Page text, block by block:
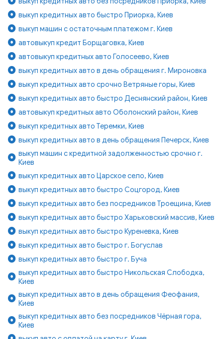
выкуп кредитных авто быстро Приорка, Киев
выкуп машин с остаточным платежом г. Киев
автовыкуп кредит Борщаговка, Киев
автовыкуп кредитных авто Голосеево, Киев
выкуп кредитных авто в день обращения г. Мироновка
выкуп кредитных авто срочно Ветряные горы, Киев
выкуп кредитных авто быстро Деснянский район, Киев
автовыкуп кредитных авто Оболонский район, Киев
выкуп кредитных авто Теремки, Киев
выкуп кредитных авто в день обращения Печерск, Киев
выкуп машин с кредитной задолженностью срочно г.
Киев
выкуп кредитных авто Царское село, Киев
выкуп кредитных авто быстро Соцгород, Киев
выкуп кредитных авто без посредников Троещина, Киев
выкуп кредитных авто быстро Харьковский массив, Киев
выкуп кредитных авто быстро Куреневка, Киев
выкуп кредитных авто быстро г. Богуслав
выкуп кредитных авто быстро г. Буча
выкуп кредитных авто быстро Никольская Слободка,
Киев
выкуп кредитных авто в день обращения Феофания,
Киев
выкуп кредитных авто без посредников Чёрная гора,
Киев